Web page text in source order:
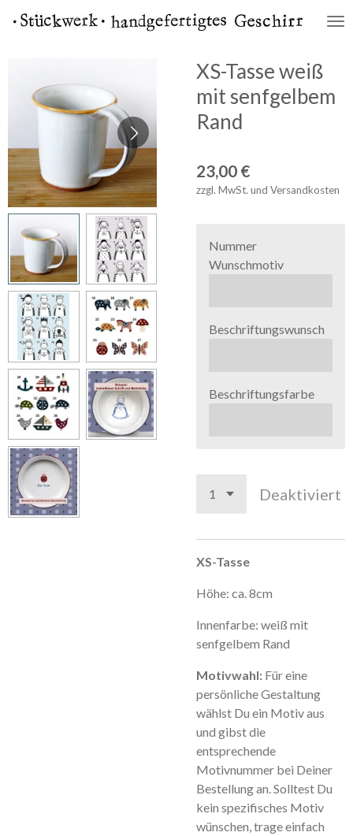
Zum
XS-Tasse weiß
mit senfgelbem
Rand
23,00 €
zzgl. MwSt. und Versandkosten
Nummer
Wunschmotiv
Beschriftungswunsch
Beschriftungsfarbe
Deaktiviert
XS-Tasse
Höhe: ca. 8cm
Innenfarbe: weiß mit
senfgelbem Rand
Motivwahl: Für eine
persönliche Gestaltung
wählst Du ein Motiv aus
und gibst die
entsprechende
Motivnummer bei Deiner
Bestellung an. Solltest Du
kein spezifisches Motiv
wünschen, trage einfach